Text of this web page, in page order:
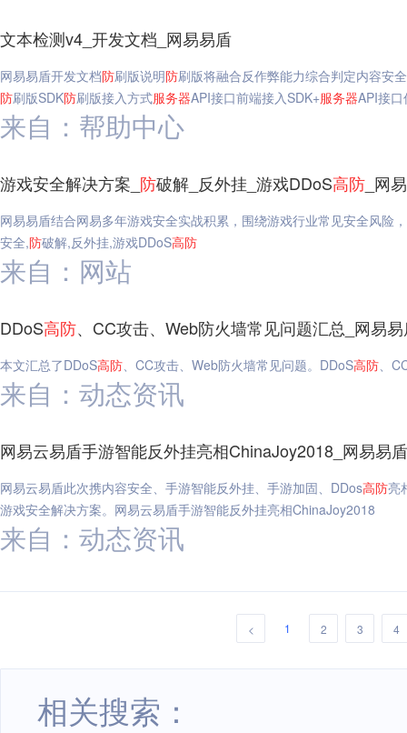
文本检测v4_开发文档_网易易盾
网易易盾开发文档防刷版说明防刷版将融合反作弊能力综合判定内容安
防刷版SDK防刷版接入方式服务器API接口前端接入SDK+服务器API接
来自：帮助中心
游戏安全解决方案_ 防破解_反外挂_游戏DDoS高防 _网
网易易盾结合网易多年游戏安全实战积累，围绕游戏行业常见安全风
安全,防破解,反外挂,游戏DDoS高防
来自：网站
DDoS高防、CC攻击、Web防火墙常见问题汇总_网易
本文汇总了DDoS高防、CC攻击、Web防火墙常见问题。DDoS高防、
来自：动态资讯
网易云易盾手游智能反外挂亮相ChinaJoy2018_网易易盾
网易云易盾此次携内容安全、手游智能反外挂、手游加固、DDos高防亮
游戏安全解决方案。网易云易盾手游智能反外挂亮相ChinaJoy2018
来自：动态资讯
< 1 2 3 4
相关搜索：